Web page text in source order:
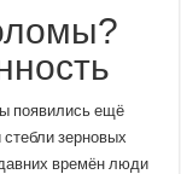
появились ещё
зерновых
времён люди